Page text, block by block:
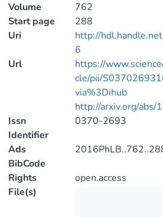
Volume
762
Start page
288
Uri
http://
6
Url
https://
cle/pii/
via%3Dihub
http://arxiv.org/
Issn
Identifier
0370-2693
Ads
BibCode
Rights
open.access
File(s)